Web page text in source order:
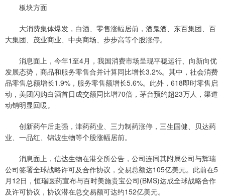
板块方面
大消费集体爆发，白酒、零售涨幅居前，酒鬼酒、东百集团、百
大集团、茂业商业、中央商场、步步高等个股涨停。
消息面上，今年1至4月，我国消费市场呈现平稳运行、向新向优
发展态势，商品和服务零售合并计算同比增长3.2%。其中，社会消费
品零售总额增长1.9%，服务零售额增长5.6%。此外，618即时零售启
动，美团闪购白酒首日成交额同比增70倍，茅台预约超23万人，渠道
动销明显回暖。
创新药午后走强，津药药业、三力制药涨停，三生国健、贝达药
业、一品红、锦波生物等个股涨幅居前。
消息面上，信达生物在港交所公告，公司连同其附属公司与辉瑞
公司签署全球战略许可及合作协议，交易总额达105亿美元。此前在5
月12日，恒瑞医药宣布与百时美施贵宝公司(BMS)达成全球战略合作
及许可协议，协议潜在总交易额可达约152亿美元。